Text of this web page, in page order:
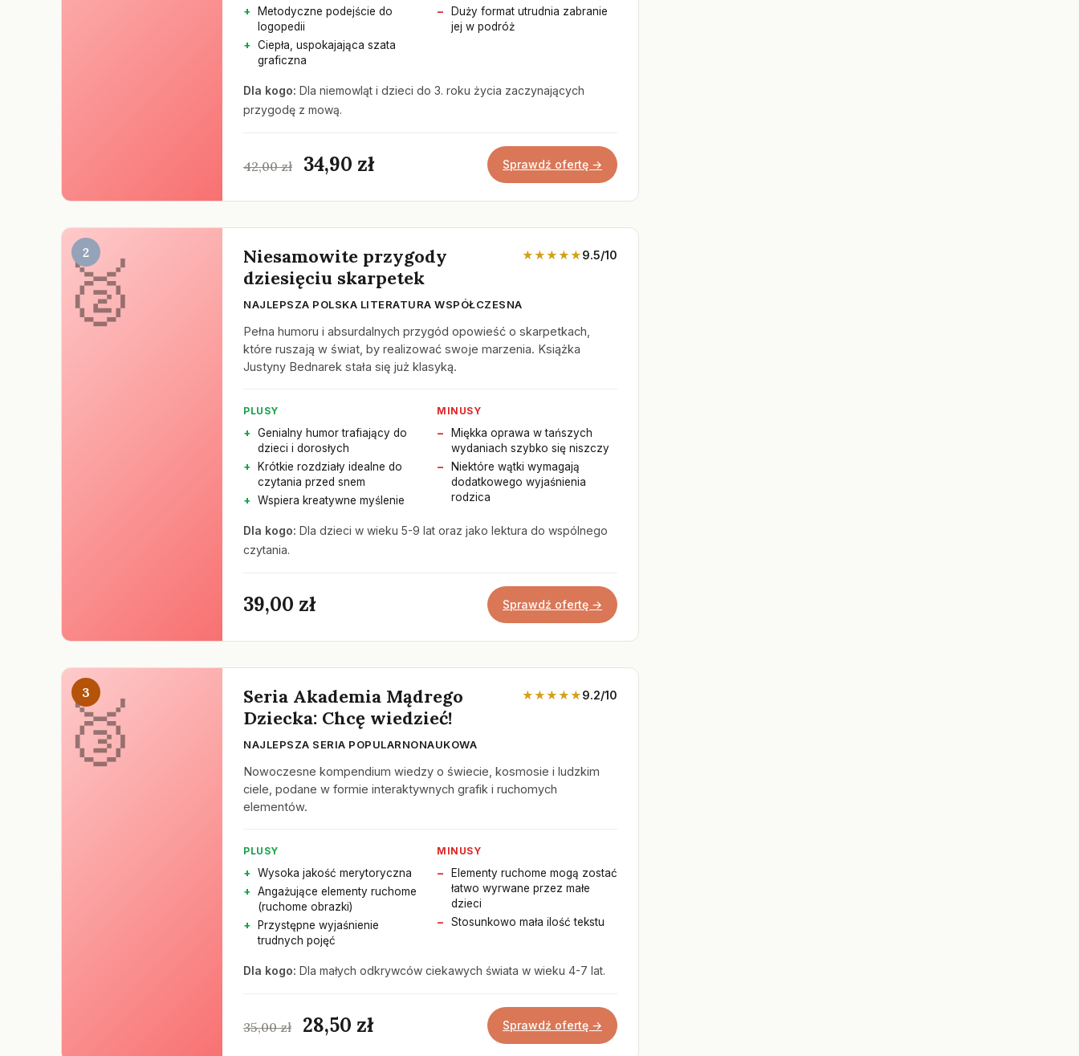
Metodyczne podejście do
logopedii
Ciepła, uspokajająca szata
graficzna
Duży format utrudnia zabranie
jej w podróż
Dla kogo: Dla niemowląt i dzieci do 3. roku życia zaczynających
przygodę z mową.
42,00 zł 34,90 zł Sprawdź ofertę →
2
Niesamowite przygody
dziesięciu skarpetek
★★★★★9.5/10
NAJLEPSZA POLSKA LITERATURA WSPÓŁCZESNA
Pełna humoru i absurdalnych przygód opowieść o skarpetkach,
które ruszają w świat, by realizować swoje marzenia. Książka
Justyny Bednarek stała się już klasyką.
PLUSY
Genialny humor trafiający do
dzieci i dorosłych
Krótkie rozdziały idealne do
czytania przed snem
Wspiera kreatywne myślenie
MINUSY
Miękka oprawa w tańszych
wydaniach szybko się niszczy
Niektóre wątki wymagają
dodatkowego wyjaśnienia
rodzica
Dla kogo: Dla dzieci w wieku 5-9 lat oraz jako lektura do wspólnego
czytania.
39,00 zł Sprawdź ofertę →
3
Seria Akademia Mądrego
Dziecka: Chcę wiedzieć!
★★★★★9.2/10
NAJLEPSZA SERIA POPULARNONAUKOWA
Nowoczesne kompendium wiedzy o świecie, kosmosie i ludzkim
ciele, podane w formie interaktywnych grafik i ruchomych
elementów.
PLUSY
Wysoka jakość merytoryczna
Angażujące elementy ruchome
(ruchome obrazki)
Przystępne wyjaśnienie
trudnych pojęć
MINUSY
Elementy ruchome mogą zostać
łatwo wyrwane przez małe
dzieci
Stosunkowo mała ilość tekstu
Dla kogo: Dla małych odkrywców ciekawych świata w wieku 4-7 lat.
35,00 zł 28,50 zł Sprawdź ofertę →